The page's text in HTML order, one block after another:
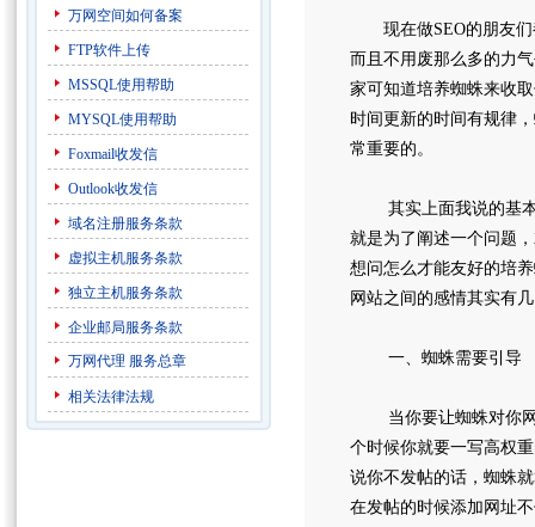
万网空间如何备案
FTP软件上传
MSSQL使用帮助
MYSQL使用帮助
Foxmail收发信
Outlook收发信
域名注册服务条款
虚拟主机服务条款
独立主机服务条款
企业邮局服务条款
万网代理 服务总章
相关法律法规
现在做SEO的朋友们
而且不用废那么多的力
家可知道培养蜘蛛来收
时间更新的时间有规律
常重要的。
其实上面我说的基本
就是为了阐述一个问题
想问怎么才能友好的培
网站之间的感情其实有
一、蜘蛛需要引导
当你要让蜘蛛对你网
个时候你就要一写高权
说你不发帖的话，蜘蛛
在发帖的时候添加网址